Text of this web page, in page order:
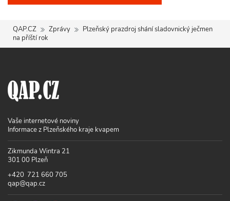
QAP.CZ Zprávy
Plzeňský prazdroj shání sladovnický ječmen
na příští rok
Vaše internetové noviny
Informace z Plzeňského kraje kvapem
Zikmunda Wintra 21
301 00 Plzeň
+420 721 660 705
qap@qap.cz